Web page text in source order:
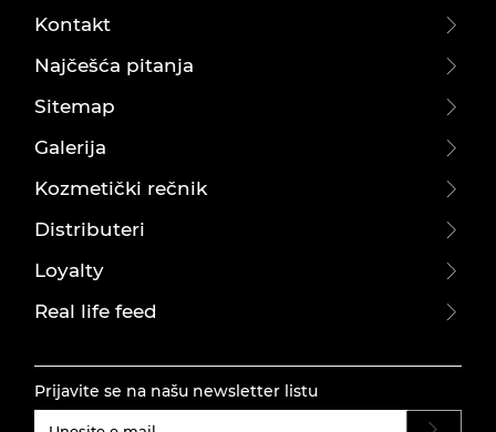
Kontakt
Najčešća pitanja
Sitemap
Galerija
Kozmetički rečnik
Distributeri
Loyalty
Real life feed
Prijavite se na našu newsletter listu